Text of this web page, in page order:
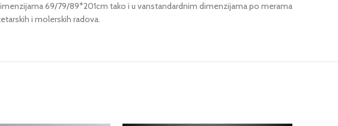
69/79/89*201cm tako i u vanstandardnim dimenzijama po merama
i molerskih radova.